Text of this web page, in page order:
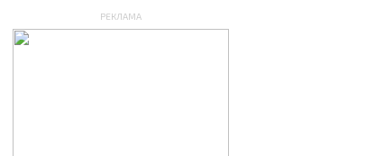
РЕКЛАМА